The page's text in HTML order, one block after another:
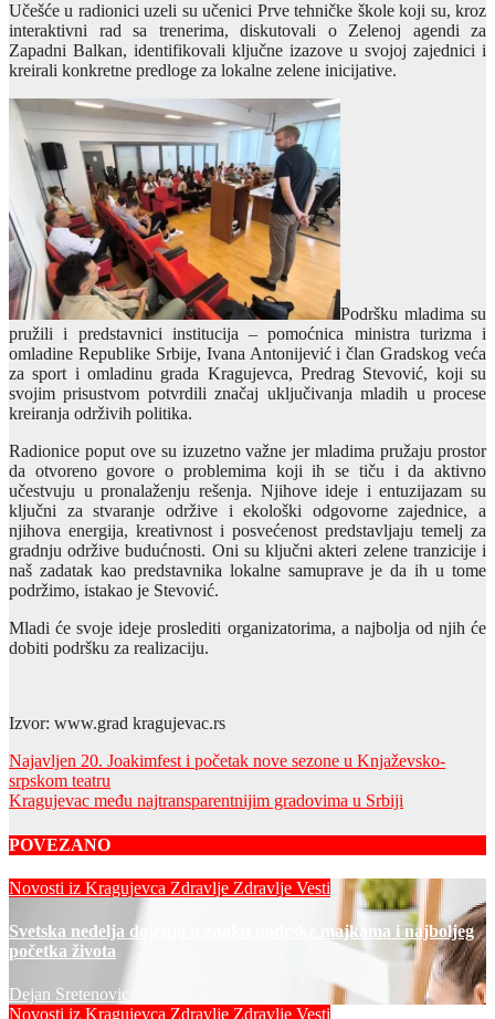
Učešće u radionici uzeli su učenici Prve tehničke škole koji su, kroz
interaktivni rad sa trenerima, diskutovali o Zelenoj agendi za
Zapadni Balkan, identifikovali ključne izazove u svojoj zajednici i
kreirali konkretne predloge za lokalne zelene inicijative.
Podršku mladima su
pružili i predstavnici institucija – pomoćnica ministra turizma i
omladine Republike Srbije, Ivana Antonijević i član Gradskog veća
za sport i omladinu grada Kragujevca, Predrag Stevović, koji su
svojim prisustvom potvrdili značaj uključivanja mladih u procese
kreiranja održivih politika.
Radionice poput ove su izuzetno važne jer mladima pružaju prostor
da otvoreno govore o problemima koji ih se tiču i da aktivno
učestvuju u pronalaženju rešenja. Njihove ideje i entuzijazam su
ključni za stvaranje održive i ekološki odgovorne zajednice, a
njihova energija, kreativnost i posvećenost predstavljaju temelj za
gradnju održive budućnosti. Oni su ključni akteri zelene tranzicije i
naš zadatak kao predstavnika lokalne samuprave je da ih u tome
podržimo, istakao je Stevović.
Mladi će svoje ideje proslediti organizatorima, a najbolja od njih će
dobiti podršku za realizaciju.
Izvor: www.grad kragujevac.rs
Post
navigation
Najavljen 20. Joakimfest i početak nove sezone u Knjaževsko-
srpskom teatru
Kragujevac među najtransparentnijim gradovima u Srbiji
POVEZANO
Novosti iz Kragujevca Zdravlje Zdravlje Vesti
Svetska nedelja dojenja u znaku podrške majkama i najboljeg
početka života
Dejan Sretenovic
Novosti iz Kragujevca Zdravlje Zdravlje Vesti